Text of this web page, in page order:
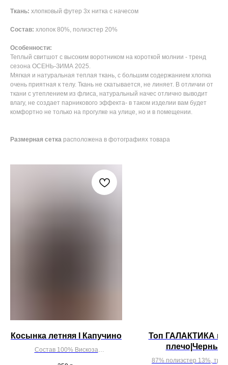
Ткань: хлопковый футер 3х нитка с начесом
Состав: хлопок 80%, полиэстер 20%
Особенности:
Теплый свитшот с высоким воротником на короткой молнии - тренд
сезона ОСЕНЬ-ЗИМА 2025.
Мягкая и натуральная теплая ткань, с большим содержанием хлопка
очень приятная к телу. Ткань не скатывается, не линяет. В отличии от
ткани с утеплением из флиса, натуральный начес отлично выводит
влагу, не создает парникового эффекта- в таком изделии вам будет
комфортно не только на прогулке на улице, но и в помещении.
Размерная сетка расположена в фотографиях товара
Косынка летняя I Капучино
Состав 100% Вискоза
Топ ГАЛАКТИКА на
плечо|Черный
напылением под
87% полиэстер 13%,